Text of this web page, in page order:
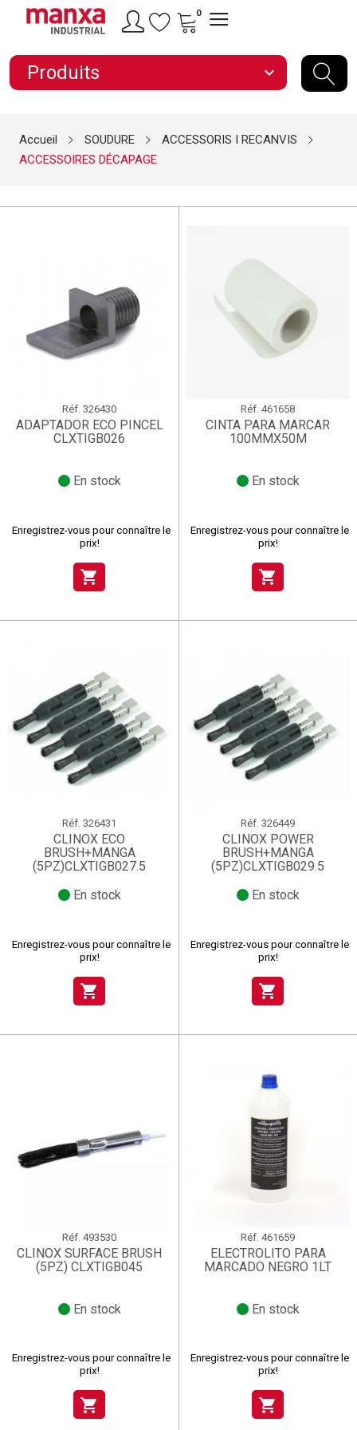
0
Produits expand_more
Accueil SOUDURE
ACCESSORIS I RECANVIS
ACCESSOIRES DÉCAPAGE
Réf. 326430
ADAPTADOR ECO PINCEL
CLXTIGB026
En stock
Enregistrez-vous pour connaître le
prix!
shopping_cart
Réf. 461658
CINTA PARA MARCAR
100MMX50M
En stock
Enregistrez-vous pour connaître le
prix!
shopping_cart
Réf. 326431
CLINOX ECO
BRUSH+MANGA
(5PZ)CLXTIGB027.5
En stock
Enregistrez-vous pour connaître le
prix!
shopping_cart
Réf. 326449
CLINOX POWER
BRUSH+MANGA
(5PZ)CLXTIGB029.5
En stock
Enregistrez-vous pour connaître le
prix!
shopping_cart
Réf. 493530
CLINOX SURFACE BRUSH
(5PZ) CLXTIGB045
En stock
Enregistrez-vous pour connaître le
prix!
shopping_cart
Réf. 461659
ELECTROLITO PARA
MARCADO NEGRO 1LT
En stock
Enregistrez-vous pour connaître le
prix!
shopping_cart